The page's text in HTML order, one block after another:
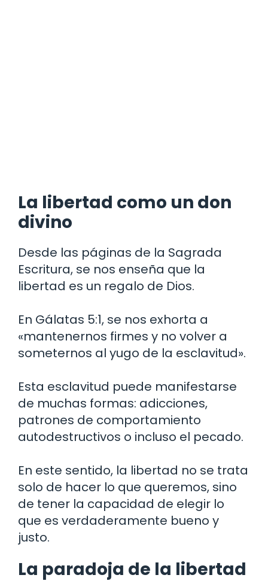
La libertad como un don
divino
Desde las páginas de la Sagrada
Escritura, se nos enseña que la
libertad es un regalo de Dios.
En Gálatas 5:1, se nos exhorta a
«mantenernos firmes y no volver a
someternos al yugo de la esclavitud».
Esta esclavitud puede manifestarse
de muchas formas: adicciones,
patrones de comportamiento
autodestructivos o incluso el pecado.
En este sentido, la libertad no se trata
solo de hacer lo que queremos, sino
de tener la capacidad de elegir lo
que es verdaderamente bueno y
justo.
La paradoja de la libertad